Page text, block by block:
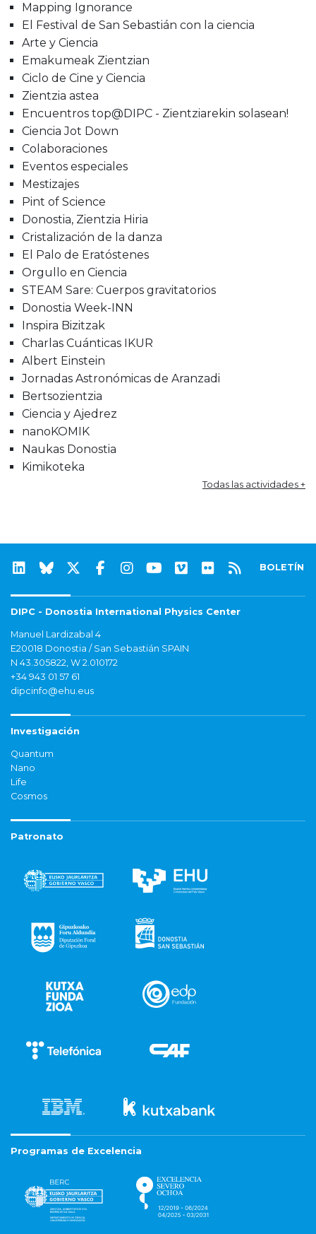
Mapping Ignorance
El Festival de San Sebastián con la ciencia
Arte y Ciencia
Emakumeak Zientzian
Ciclo de Cine y Ciencia
Zientzia astea
Encuentros top@DIPC - Zientziarekin solasean!
Ciencia Jot Down
Colaboraciones
Eventos especiales
Mestizajes
Pint of Science
Donostia, Zientzia Hiria
Cristalización de la danza
El Palo de Eratóstenes
Orgullo en Ciencia
STEAM Sare: Cuerpos gravitatorios
Donostia Week-INN
Inspira Bizitzak
Charlas Cuánticas IKUR
Albert Einstein
Jornadas Astronómicas de Aranzadi
Bertsozientzia
Ciencia y Ajedrez
nanoKOMIK
Naukas Donostia
Kimikoteka
Todas las actividades +
BOLETÍN
DIPC - Donostia International Physics Center
Manuel Lardizabal 4
E20018 Donostia / San Sebastián SPAIN
N 43.305822, W 2.010172
+34 943 01 57 61
dipcinfo@ehu.eus
Investigación
Quantum
Nano
Life
Cosmos
Patronato
Programas de Excelencia